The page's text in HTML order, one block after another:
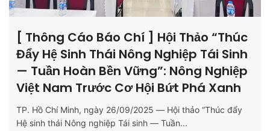
[ Thông Cáo Báo Chí ] Hội Thảo “Thúc
Đẩy Hệ Sinh Thái Nông Nghiệp Tái Sinh
— Tuần Hoàn Bền Vững”: Nông Nghiệp
Việt Nam Trước Cơ Hội Bứt Phá Xanh
TP. Hồ Chí Minh, ngày 26/09/2025 — Hội thảo “Thúc đẩy
Hệ sinh thái Nông nghiệp Tái sinh — Tuần...